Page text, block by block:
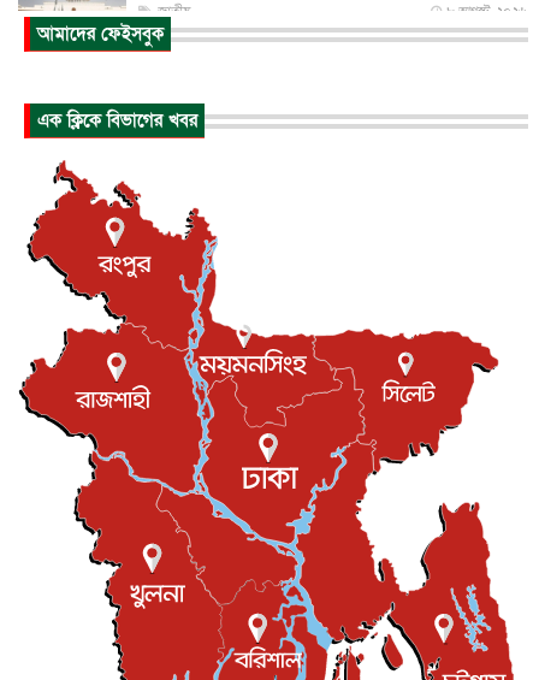
জাতীয় ৮ আগস্ট, ২০২৬
প্রধানমন্ত্রীর সঙ্গে সাক্ষাতে খুদে শিল্পী অনুশ্রী রায়ের স্বপ...
পাকিস্তান-তুরস্কের সঙ্গে প্রতিরক্ষা চুক্তি সৌদি আরবকে কতটা ন...
যুক্তরাজ্যে গ্রুমিং কেলেঙ্কারি : পাকিস্তানির অপরাধে অস্বস্তি...
আন্তর্জাতিক
বিরোধ কাটিয়ে কূটনৈতিক সম্পর্ক পুনঃস্থাপন করছে মেক্সিকো ও
আন্তর্জাতিক
এবার ওটিটিতে মুক্তি পেল ‘মালিক’
বিনোদন ৮ আগস্ট, ২০২৬
রিয়ালকে ‘না’ বলা রদ্রির জন্য বার্সার কাছে কত চাইল ম্যানসিটি
খেলাধুলা
শিল্পকলায় চলচ্চিত্র উৎসব, বিনা মূল্যে দেখা যাবে ৬ সিনেমা
বিনোদন ৮ আগস্ট, ২০২৬
ইস্ট লন্ডন মসজিদের জুমার খুতবা : “কুরআন হোক জীবন দেখার
লেন্স...
ইসলাম ও জীবন ৭ আগস্ট, ২০২৬
সিলেটের কন্যা মোহিনী রশিদ এনওয়াইপিডির উচ্চপদস্থ কর্মকর্তা
আমাদের ফেইসবুক
এক ক্লিকে বিভাগের খবর